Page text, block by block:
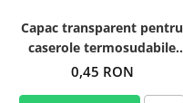
Capac transparent pentru
caserole termosudabile
227x178
0,45 RON